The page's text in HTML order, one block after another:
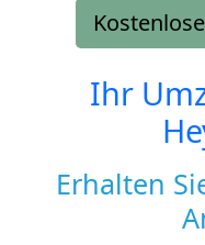
Ihr
Erhalten